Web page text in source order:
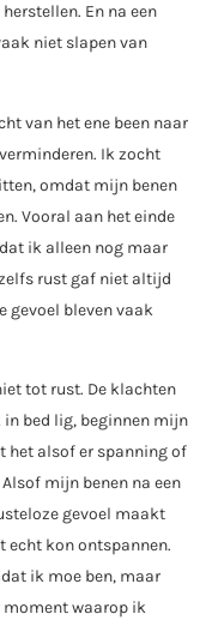
En na een
niet slapen van
van het ene been naar
Ik zocht
omdat mijn benen
Vooral aan het einde
ik alleen nog maar
rust gaf niet altijd
gevoel bleven vaak
tot rust. De klachten
in bed lig, beginnen mijn
het alsof er spanning of
mijn benen na een
gevoel maakt
echt kon ontspannen.
ik moe ben, maar
moment waarop ik